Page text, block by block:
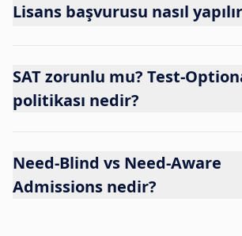
Lisans başvurusu nasıl
SAT zorunlu mu? Test-
politikası nedir?
Need-Blind vs Need-Aware
Admissions nedir?